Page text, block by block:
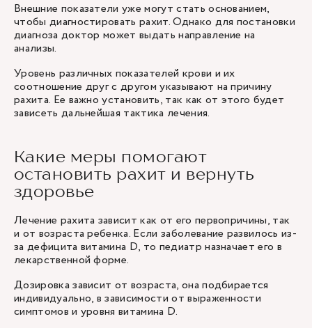
Внешние показатели уже могут стать основанием,
чтобы диагностировать рахит. Однако для постановки
диагноза доктор может выдать направление на
анализы.
Уровень различных показателей крови и их
соотношение друг с другом указывают на причину
рахита. Ее важно установить, так как от этого будет
зависеть дальнейшая тактика лечения.
Какие меры помогают
остановить рахит и вернуть
здоровье
Лечение рахита зависит как от его первопричины, так
и от возраста ребенка. Если заболевание развилось из-
за дефицита витамина D, то педиатр назначает его в
лекарственной форме.
Дозировка зависит от возраста, она подбирается
индивидуально, в зависимости от выраженности
симптомов и уровня витамина D.